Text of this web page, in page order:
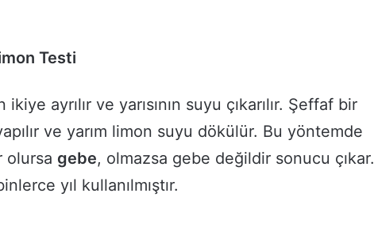
Testi
ayrılır ve yarısının suyu çıkarılır. Şeffaf bir
ve yarım limon suyu dökülür. Bu yöntemde
olursa gebe, olmazsa gebe değildir sonucu çıkar.
yıl kullanılmıştır.